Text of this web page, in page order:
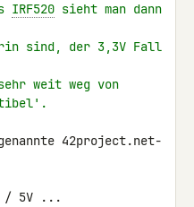
IRF520 sieht man dann
sind, der 3,3V Fall
weit weg von
42project.net-
/ 5V ...